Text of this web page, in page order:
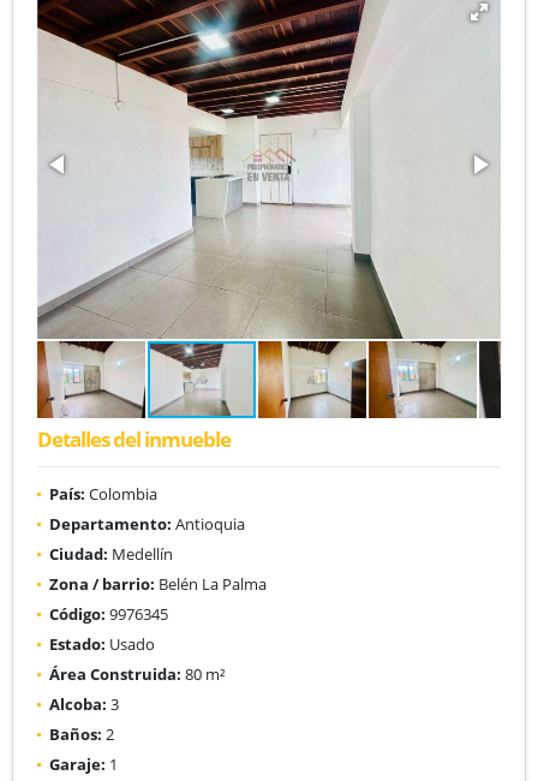
Detalles del inmueble
País: Colombia
Departamento: Antioquia
Ciudad: Medellín
Zona / barrio: Belén La Palma
Código: 9976345
Estado: Usado
Área Construida: 80 m²
Alcoba: 3
Baños: 2
Garaje: 1